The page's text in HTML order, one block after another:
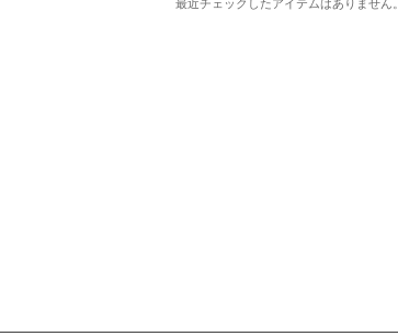
最近チェックしたアイテムはありません。